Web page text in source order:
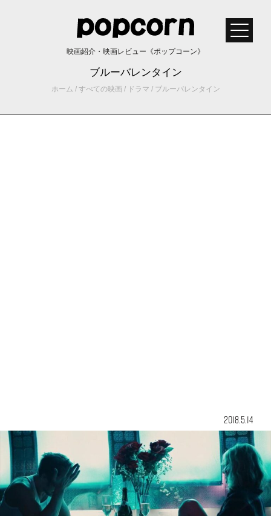
映画紹介・映画レビュー《ポップコーン》
ブルーバレンタイン
ホーム / すべての映画 / ドラマ / ブルーバレンタイン
2018.5.14